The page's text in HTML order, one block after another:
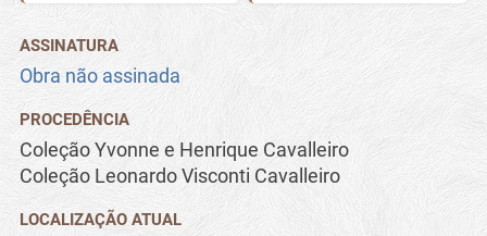
ASSINATURA
Obra não assinada
PROCEDÊNCIA
Coleção Yvonne e Henrique Cavalleiro
Coleção Leonardo Visconti Cavalleiro
LOCALIZAÇÃO ATUAL